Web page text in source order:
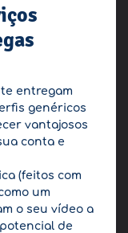
entregam
genéricos
vantajosos
conta e
(feitos com
um
o seu vídeo a
de